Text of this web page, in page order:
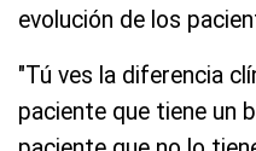
evolución de los
"Tú ves la diferencia
paciente que tiene un